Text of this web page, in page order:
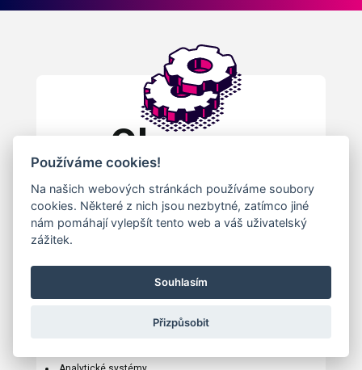
Obory a
kategorie
Obory registru průmyslových firem z České a
Slovenské Republiky
Používáme cookies!
Na našich webových stránkách používáme soubory
cookies. Některé z nich jsou nezbytné, zatímco jiné
nám pomáhají vylepšít tento web a váš uživatelský
zážitek.
Souhlasím
Přizpůsobit